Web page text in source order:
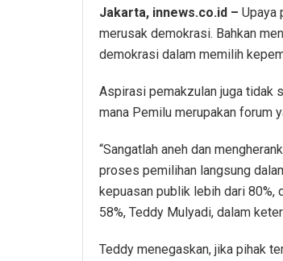
Jakarta, innews.co.id – Upaya
merusak demokrasi. Bahkan
demokrasi dalam memilih
Aspirasi pemakzulan juga tidak
mana Pemilu merupakan forum
“Sangatlah aneh dan
proses pemilihan langsung
kepuasan publik lebih dari 80%,
58%, Teddy Mulyadi, dalam
Teddy menegaskan, jika pihak